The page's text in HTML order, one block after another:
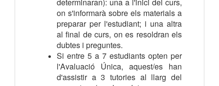
on s'informarà sobre els materials a
preparar per l'estudiant; i una altra
al final de curs, on es resoldran els
dubtes i preguntes.
Si entre 5 a 7 estudiants opten per
l'Avaluació Única, aquest/es han
d'assistir a 3 tutories al llarg del